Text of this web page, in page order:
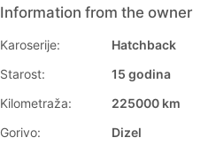
Information from the owner
Karoserije:
Hatchback
Starost:
15 godina
Kilometraža:
225000 km
Gorivo:
Dizel